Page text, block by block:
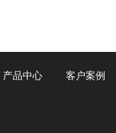
产品中心 客户案例